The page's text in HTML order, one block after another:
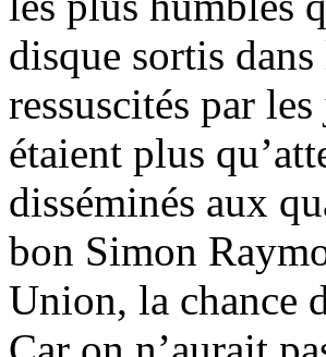
disque sortis
ressuscités par
étaient plus
disséminés aux
bon Simon
Union, la chance